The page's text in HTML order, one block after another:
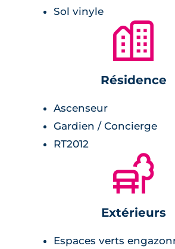
Sol vinyle
🏙
Résidence
Ascenseur
Gardien / Concierge
RT2012
🌲
Extérieurs
Espaces verts